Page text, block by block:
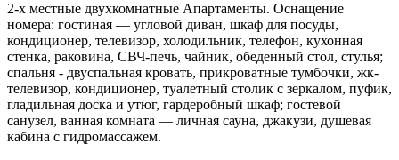
2-х местные двухкомнатные Апартаменты. Оснащение
номера: гостиная — угловой диван, шкаф для посуды,
кондиционер, телевизор, холодильник, телефон, кухонная
стенка, раковина, СВЧ-печь, чайник, обеденный стол, стулья;
спальня - двуспальная кровать, прикроватные тумбочки, жк-
телевизор, кондиционер, туалетный столик с зеркалом, пуфик,
гладильная доска и утюг, гардеробный шкаф; гостевой
санузел, ванная комната — личная сауна, джакузи, душевая
кабина с гидромассажем.